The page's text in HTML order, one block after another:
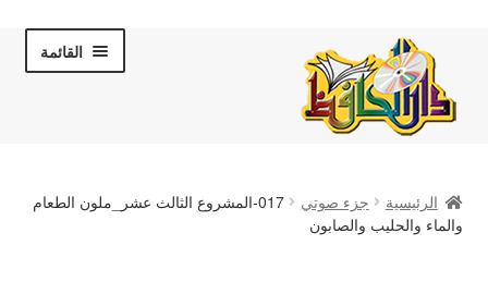
navigation
content
القائمة
عن دار الحافظ
الرئيسية جزء صوتي
017-المشروع الثالث عشر_ملون الطعام
والماء والحليب والصابون